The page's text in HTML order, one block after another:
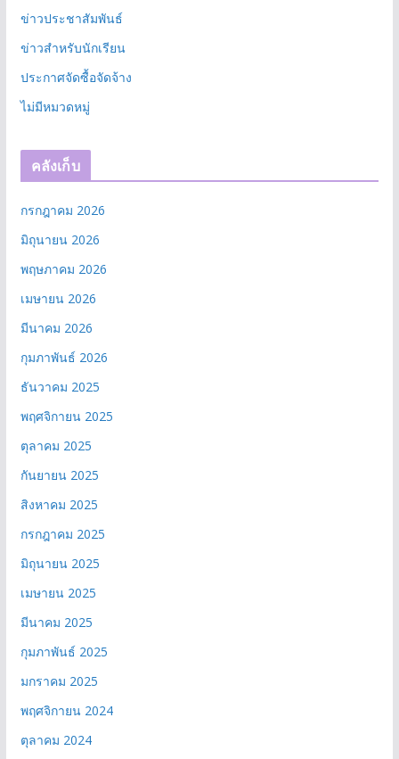
ข่าวประชาสัมพันธ์
ข่าวสำหรับนักเรียน
ประกาศจัดซื้อจัดจ้าง
ไม่มีหมวดหมู่
คลังเก็บ
กรกฎาคม 2026
มิถุนายน 2026
พฤษภาคม 2026
เมษายน 2026
มีนาคม 2026
กุมภาพันธ์ 2026
ธันวาคม 2025
พฤศจิกายน 2025
ตุลาคม 2025
กันยายน 2025
สิงหาคม 2025
กรกฎาคม 2025
มิถุนายน 2025
เมษายน 2025
มีนาคม 2025
กุมภาพันธ์ 2025
มกราคม 2025
พฤศจิกายน 2024
ตุลาคม 2024